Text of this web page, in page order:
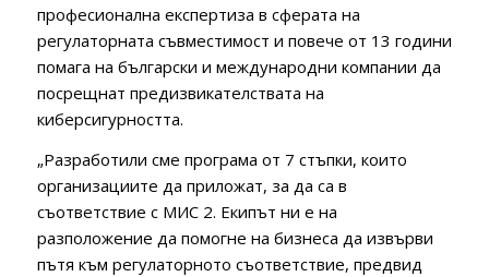
професионална експертиза в сферата на
регулаторната съвместимост и повече от 13 години
помага на български и международни компании да
посрещнат предизвикателствата на
киберсигурността.
„Разработили сме програма от 7 стъпки, които
организациите да приложат, за да са в
съответствие с МИС 2. Екипът ни е на
разположение да помогне на бизнеса да извърви
пътя към регулаторното съответствие, предвид